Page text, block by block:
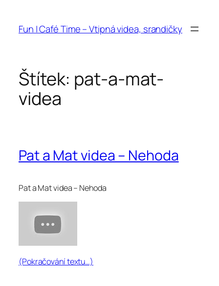
obsahFun | Café Time – Vtipná videa, srandičky
Štítek: pat-a-mat-
videa
Pat a Mat videa – Nehoda
Pat a Mat videa – Nehoda
(Pokračování textu…)